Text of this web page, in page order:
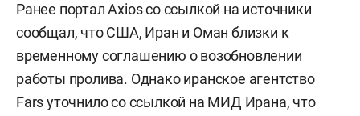
Ранее портал Axios со ссылкой на источники
сообщал, что США, Иран и Оман близки к
временному соглашению о возобновлении
работы пролива. Однако иранское агентство
Fars уточнило со ссылкой на МИД Ирана, что